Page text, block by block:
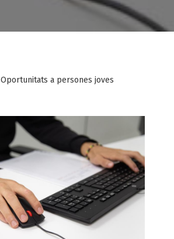
Oportunitats a persones joves